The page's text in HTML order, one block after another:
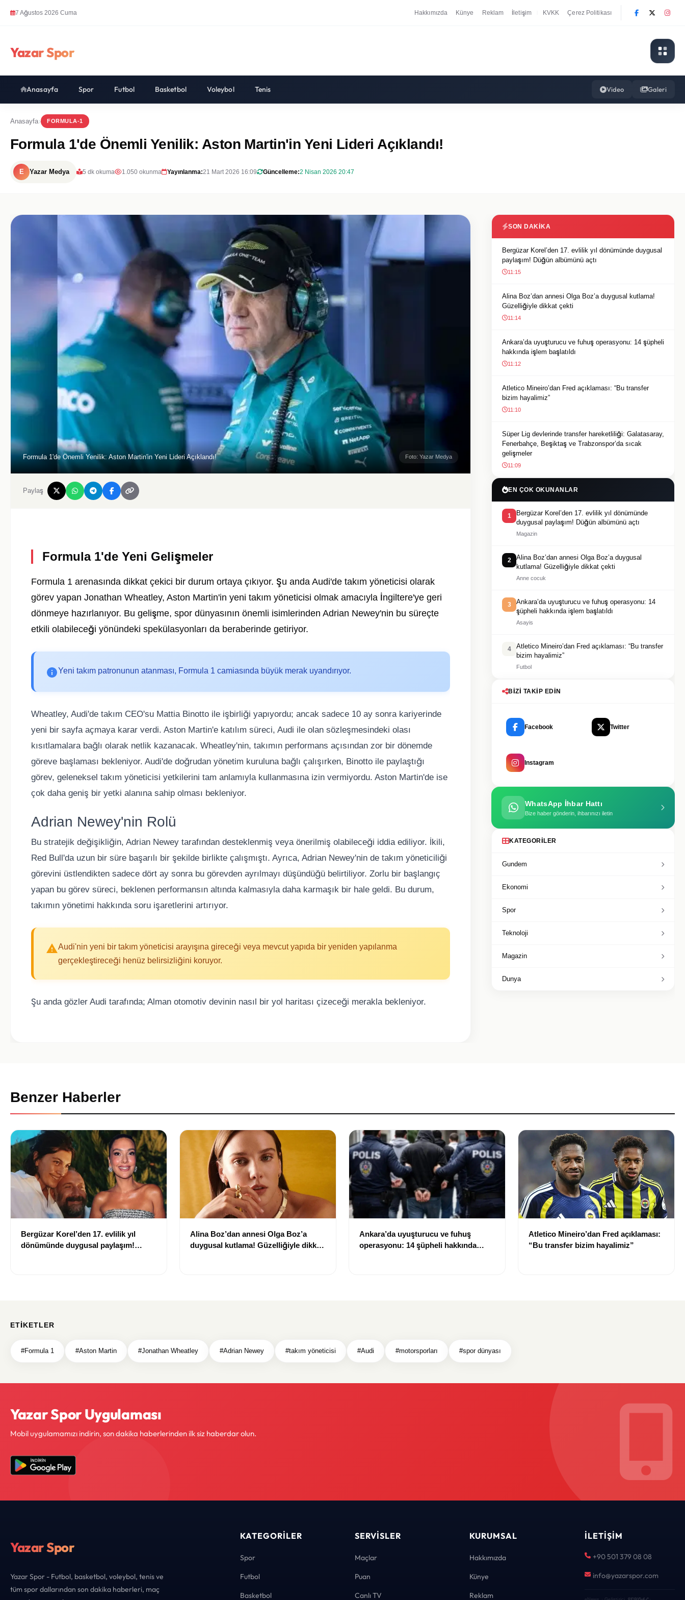
7 Ağustos 2026 Cuma Hakkımızda Künye Reklam İletişim KVKK Çerez Politikası
Yazar Spor
Anasayfa Spor Futbol Basketbol Voleybol Tenis Video Galeri
Anasayfa FORMULA-1
Formula 1'de Önemli Yenilik: Aston Martin'in Yeni Lideri Açıklandı!
E Yazar Medya 5 dk okuma 1.050 okunma Yayınlanma:21 Mart 2026 16:09 Güncelleme:2 Nisan 2026 20:47
Formula 1'de Önemli Yenilik: Aston Martin'in Yeni Lideri Açıklandı! Foto: Yazar Medya
Paylaş
Formula 1'de Yeni Gelişmeler
Formula 1 arenasında dikkat çekici bir durum ortaya çıkıyor. Şu anda Audi'de takım yöneticisi olarak
görev yapan Jonathan Wheatley, Aston Martin'in yeni takım yöneticisi olmak amacıyla İngiltere'ye geri
dönmeye hazırlanıyor. Bu gelişme, spor dünyasının önemli isimlerinden Adrian Newey'nin bu süreçte
etkili olabileceği yönündeki spekülasyonları da beraberinde getiriyor.
Yeni takım patronunun atanması, Formula 1 camiasında büyük merak uyandırıyor.
Wheatley, Audi'de takım CEO'su Mattia Binotto ile işbirliği yapıyordu; ancak sadece 10 ay sonra kariyerinde
yeni bir sayfa açmaya karar verdi. Aston Martin'e katılım süreci, Audi ile olan sözleşmesindeki olası
kısıtlamalara bağlı olarak netlik kazanacak. Wheatley'nin, takımın performans açısından zor bir dönemde
göreve başlaması bekleniyor. Audi'de doğrudan yönetim kuruluna bağlı çalışırken, Binotto ile paylaştığı
görev, geleneksel takım yöneticisi yetkilerini tam anlamıyla kullanmasına izin vermiyordu. Aston Martin'de ise
çok daha geniş bir yetki alanına sahip olması bekleniyor.
Adrian Newey'nin Rolü
Bu stratejik değişikliğin, Adrian Newey tarafından desteklenmiş veya önerilmiş olabileceği iddia ediliyor. İkili,
Red Bull'da uzun bir süre başarılı bir şekilde birlikte çalışmıştı. Ayrıca, Adrian Newey'nin de takım yöneticiliği
görevini üstlendikten sadece dört ay sonra bu görevden ayrılmayı düşündüğü belirtiliyor. Zorlu bir başlangıç
yapan bu görev süreci, beklenen performansın altında kalmasıyla daha karmaşık bir hale geldi. Bu durum,
takımın yönetimi hakkında soru işaretlerini artırıyor.
Audi'nin yeni bir takım yöneticisi arayışına gireceği veya mevcut yapıda bir yeniden yapılanma
gerçekleştireceği henüz belirsizliğini koruyor.
Şu anda gözler Audi tarafında; Alman otomotiv devinin nasıl bir yol haritası çizeceği merakla bekleniyor.
SON DAKIKA
Bergüzar Korel’den 17. evlilik yıl dönümünde duygusal
paylaşım! Düğün albümünü açtı
11:15
Alina Boz’dan annesi Olga Boz’a duygusal kutlama!
Güzelliğiyle dikkat çekti
11:14
Ankara’da uyuşturucu ve fuhuş operasyonu: 14 şüpheli
hakkında işlem başlatıldı
11:12
Atletico Mineiro’dan Fred açıklaması: “Bu transfer
bizim hayalimiz”
11:10
Süper Lig devlerinde transfer hareketliliği: Galatasaray,
Fenerbahçe, Beşiktaş ve Trabzonspor’da sıcak
gelişmeler
11:09
EN ÇOK OKUNANLAR
1
Bergüzar Korel’den 17. evlilik yıl dönümünde
duygusal paylaşım! Düğün albümünü açtı
Magazin
2
Alina Boz’dan annesi Olga Boz’a duygusal
kutlama! Güzelliğiyle dikkat çekti
Anne cocuk
3
Ankara’da uyuşturucu ve fuhuş operasyonu: 14
şüpheli hakkında işlem başlatıldı
Asayis
4
Atletico Mineiro’dan Fred açıklaması: “Bu transfer
bizim hayalimiz”
Futbol
BIZI TAKIP EDIN
Facebook Twitter
Instagram
WhatsApp İhbar Hattı
Bize haber gönderin, ihbarınızı iletin
KATEGORILER
Gundem
Ekonomi
Spor
Teknoloji
Magazin
Dunya
Benzer Haberler
Bergüzar Korel’den 17. evlilik yıl
dönümünde duygusal paylaşım!
Alina Boz’dan annesi Olga Boz’a
duygusal kutlama! Güzelliğiyle dikkat
Ankara’da uyuşturucu ve fuhuş
operasyonu: 14 şüpheli hakkında
Atletico Mineiro’dan Fred açıklaması:
“Bu transfer bizim hayalimiz”
ETIKETLER
#Formula 1 #Aston Martin #Jonathan Wheatley #Adrian Newey #takım yöneticisi #Audi #motorsporları #spor dünyası
Yazar Spor Uygulaması
Mobil uygulamamızı indirin, son dakika haberlerinden ilk siz haberdar olun.
Yazar Spor
Yazar Spor - Futbol, basketbol, voleybol, tenis ve
tüm spor dallarından son dakika haberleri, maç
KATEGORILER
Spor
Futbol
Basketbol
SERVISLER
Maçlar
Puan
Canlı TV
KURUMSAL
Hakkımızda
Künye
Reklam
İLETIŞIM
+90 501 379 08 08
info@yazarspor.com